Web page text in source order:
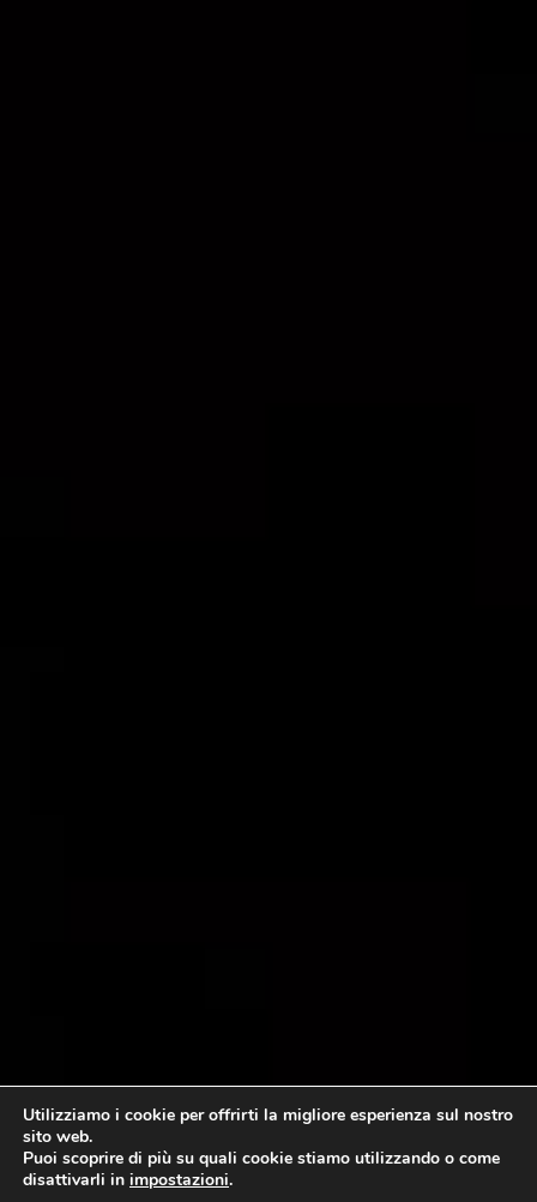
Utilizziamo i cookie per offrirti la migliore esperienza sul nostro
sito web.
Puoi scoprire di più su quali cookie stiamo utilizzando o come
disattivarli in impostazioni.